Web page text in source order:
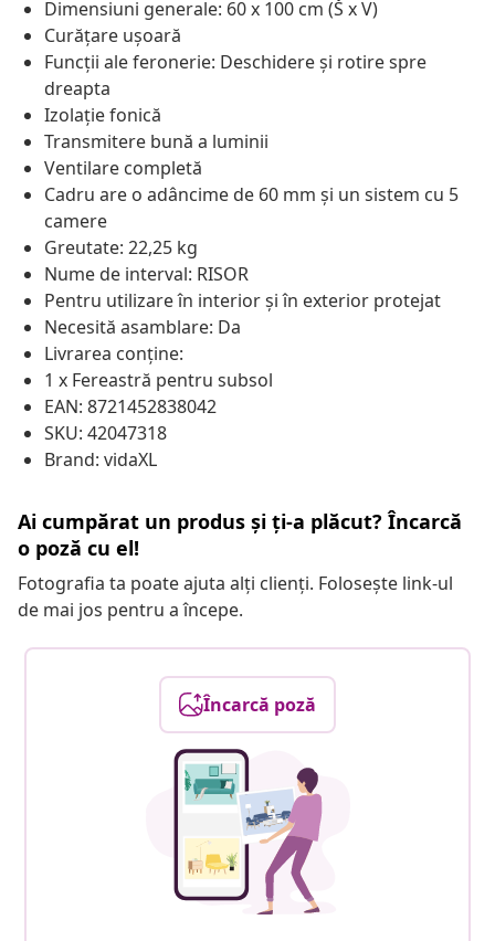
Dimensiuni generale: 60 x 100 cm (Š x V)
Curățare ușoară
Funcții ale feronerie: Deschidere și rotire spre
dreapta
Izolație fonică
Transmitere bună a luminii
Ventilare completă
Cadru are o adâncime de 60 mm și un sistem cu 5
camere
Greutate: 22,25 kg
Nume de interval: RISOR
Pentru utilizare în interior și în exterior protejat
Necesită asamblare: Da
Livrarea conține:
1 x Fereastră pentru subsol
EAN: 8721452838042
SKU: 42047318
Brand: vidaXL
Ai cumpărat un produs și ți-a plăcut? Încarcă
o poză cu el!
Fotografia ta poate ajuta alți clienți. Folosește link-ul
de mai jos pentru a începe.
Încarcă poză